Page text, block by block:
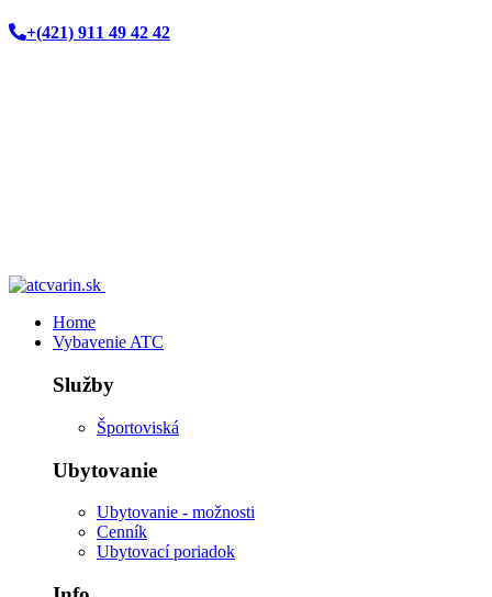
+(421) 911 49 42 42
Home
Vybavenie ATC
Služby
Športoviská
Ubytovanie
Ubytovanie - možnosti
Cenník
Ubytovací poriadok